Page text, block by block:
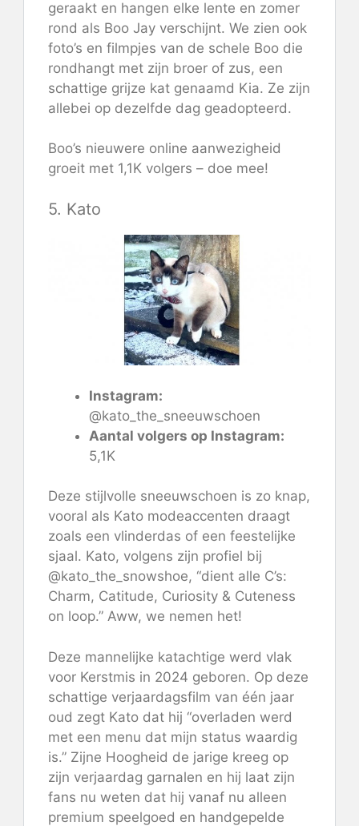
geraakt en hangen elke lente en zomer
rond als Boo Jay verschijnt. We zien ook
foto’s en filmpjes van de schele Boo die
rondhangt met zijn broer of zus, een
schattige grijze kat genaamd Kia. Ze zijn
allebei op dezelfde dag geadopteerd.
Boo’s nieuwere online aanwezigheid
groeit met 1,1K volgers – doe mee!
5. Kato
Instagram:
@kato_the_sneeuwschoen
Aantal volgers op Instagram:
5,1K
Deze stijlvolle sneeuwschoen is zo knap,
vooral als Kato modeaccenten draagt ​​
zoals een vlinderdas of een feestelijke
sjaal. Kato, volgens zijn profiel bij
@kato_the_snowshoe, “dient alle C’s:
Charm, Catitude, Curiosity & Cuteness
on loop.” Aww, we nemen het!
Deze mannelijke katachtige werd vlak
voor Kerstmis in 2024 geboren. Op deze
schattige verjaardagsfilm van één jaar
oud zegt Kato dat hij “overladen werd
met een menu dat mijn status waardig
is.” Zijne Hoogheid de jarige kreeg op
zijn verjaardag garnalen en hij laat zijn
fans nu weten dat hij vanaf nu alleen
premium speelgoed en handgepelde